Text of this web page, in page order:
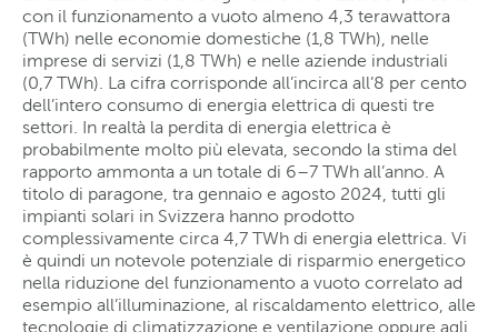
con il funzionamento a vuoto almeno 4,3 terawattora
(TWh) nelle economie domestiche (1,8 TWh), nelle
imprese di servizi (1,8 TWh) e nelle aziende industriali
(0,7 TWh). La cifra corrisponde all’incirca all’8 per cento
dell’intero consumo di energia elettrica di questi tre
settori. In realtà la perdita di energia elettrica è
probabilmente molto più elevata, secondo la stima del
rapporto ammonta a un totale di 6–7 TWh all’anno. A
titolo di paragone, tra gennaio e agosto 2024, tutti gli
impianti solari in Svizzera hanno prodotto
complessivamente circa 4,7 TWh di energia elettrica. Vi
è quindi un notevole potenziale di risparmio energetico
nella riduzione del funzionamento a vuoto correlato ad
esempio all’illuminazione, al riscaldamento elettrico, alle
tecnologie di climatizzazione e ventilazione oppure agli